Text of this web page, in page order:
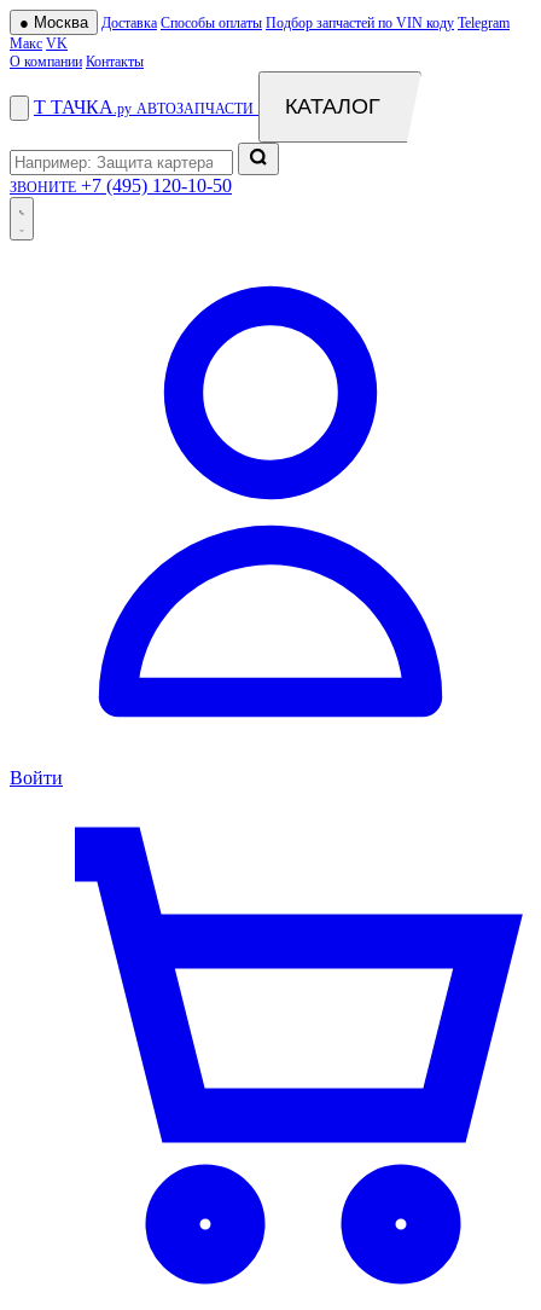
● Москва Доставка Способы оплаты Подбор запчастей по VIN коду Telegram
Макс VK
О компании Контакты
Т ТАЧКА .ру АВТОЗАПЧАСТИ КАТАЛОГ
ЗВОНИТЕ +7 (495) 120-10-50
Войти